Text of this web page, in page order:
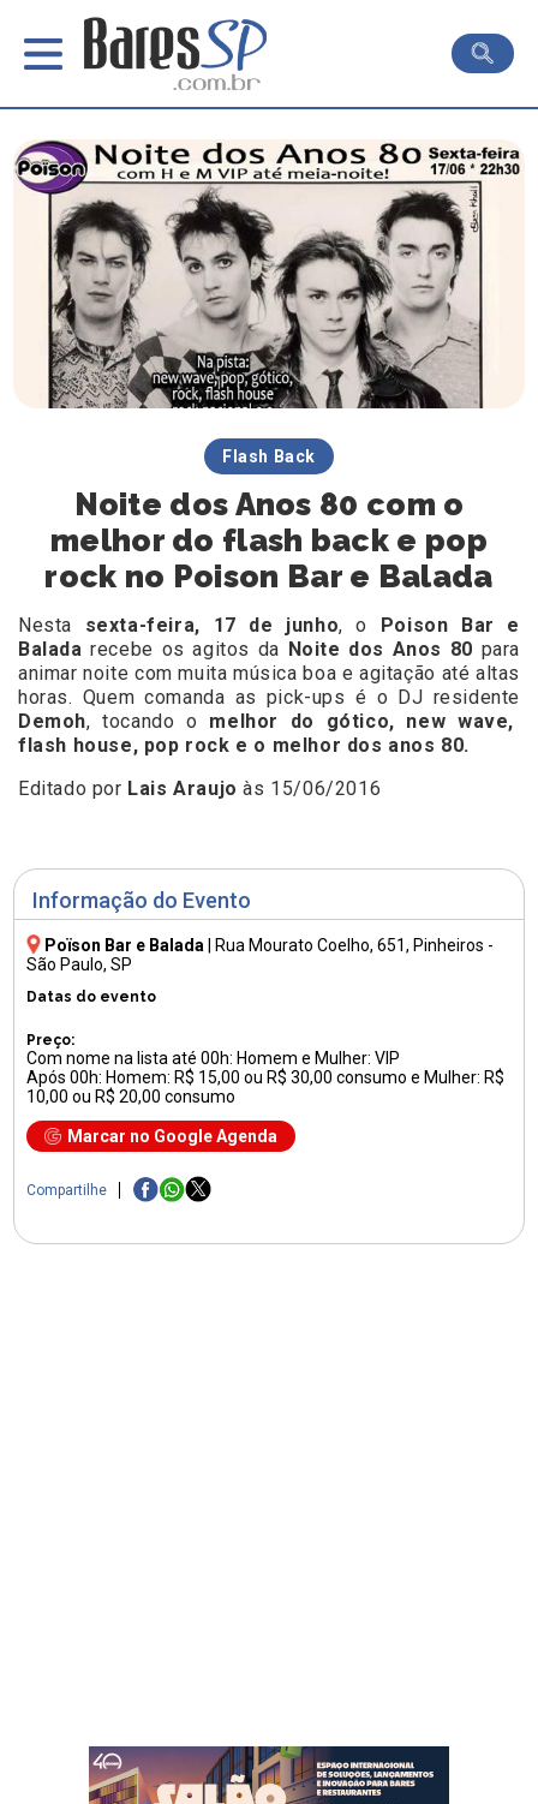
Informação do Evento
Poïson Bar e Balada Rua Mourato Coelho, 651, Pinheiros -
São Paulo, SP
Datas do evento
Preço:
Com nome na lista até 00h: Homem e Mulher: VIP
Após 00h: Homem: R$ 15,00 ou R$ 30,00 consumo e Mulher: R$
10,00 ou R$ 20,00 consumo
Marcar no Google Agenda
Compartilhe
Flash Back
Noite dos Anos 80 com o
melhor do flash back e pop
rock no Poison Bar e Balada
Nesta sexta-feira, 17 de junho, o
Poison Bar e
Balada recebe os agitos da Noite dos Anos 80 para
animar noite com muita música boa e agitação até altas
horas. Quem comanda as pick-ups é o DJ residente
Demoh, tocando o melhor do gótico, new wave,
flash house, pop rock e o melhor dos anos 80.
Editado por Lais Araujo às 15/06/2016